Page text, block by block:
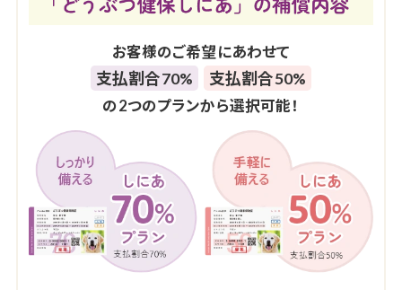
お客様のご希望にあわせて
支払割合70% 支払割合50%
の2つのプランから選択可能！